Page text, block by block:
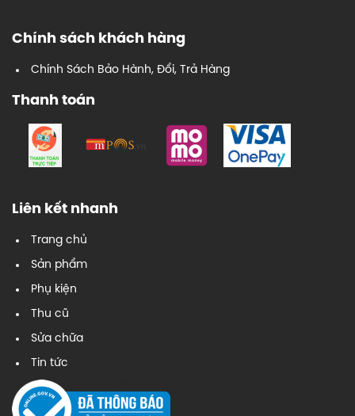
Chính sách khách hàng
Chính Sách Bảo Hành, Đổi, Trả Hàng
Thanh toán
Liên kết nhanh
Trang chủ
Sản phẩm
Phụ kiện
Thu cũ
Sửa chữa
Tin tức